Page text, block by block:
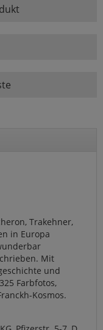
Trakehner,
in Europa
Mit
und
Farbfotos,
Kosmos.